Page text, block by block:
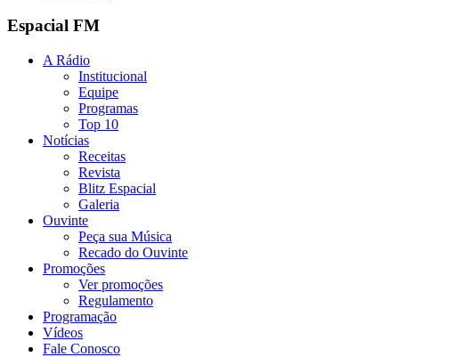
Espacial FM
A Rádio
Institucional
Equipe
Programas
Top 10
Notícias
Receitas
Revista
Blitz Espacial
Galeria
Ouvinte
Peça sua Música
Recado do Ouvinte
Promoções
Ver promoções
Regulamento
Programação
Vídeos
Fale Conosco